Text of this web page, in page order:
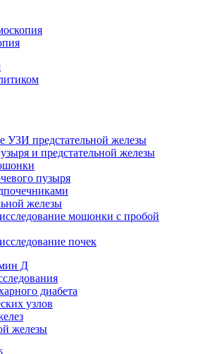
УЗИ предстательной железы
и предстательной железы
пузыря
железы
исследование мошонки с пробой
почек
Д
диабета
узлов
железы